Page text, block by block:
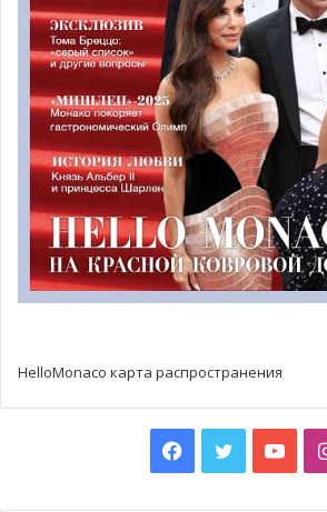
«Это отличное начало сезона. Мы
дальнейший чемпионат будет
Карло — это всегда особенная
Джулиан Инграссия.
Фото: amc.mc/autosport.com
HelloMonaco карта распространения
Facebook
Twitter